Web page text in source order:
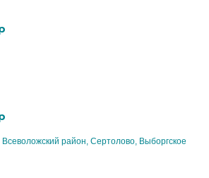
Всеволожский район, Сертолово, Выборгское